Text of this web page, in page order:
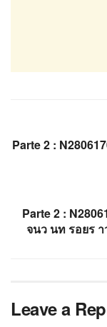
Parte 2 :
Parte 2 :
จนว นท รอยร
Leave a